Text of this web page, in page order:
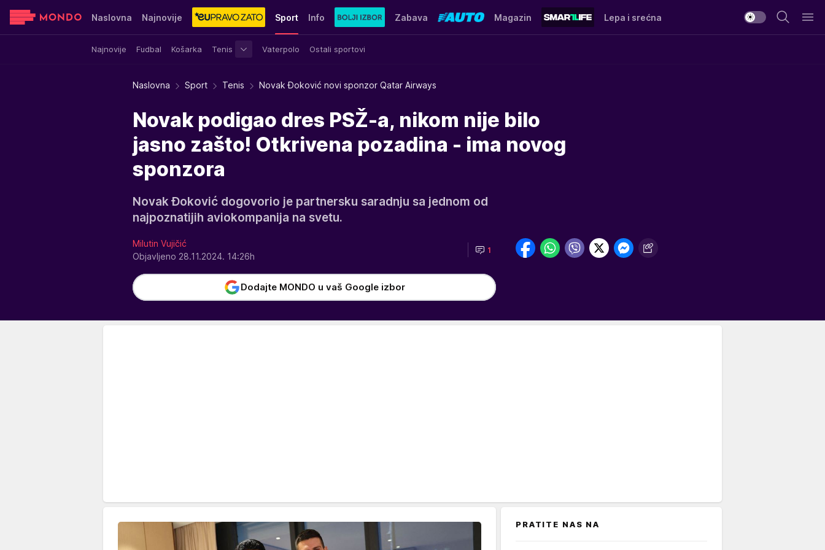
Naslovna Najnovije Sport
Najnovije Fudbal Košarka Tenis Vaterpolo Ostali sportovi
Info Zabava Magazin Lepa i srećna
Sensa Stvar ukusa Yumama
Naslovna Sport Tenis Novak Đoković novi sponzor Qatar Airways
Novak podigao dres PSŽ-a, nikom nije bilo
jasno zašto! Otkrivena pozadina - ima novog
sponzora
Novak Đoković dogovorio je partnersku saradnju sa jednom od
najpoznatijih aviokompanija na svetu.
Milutin Vujičić
Objavljeno 28.11.2024. 14:26h
1
Dodajte MONDO u vaš Google izbor
PRATITE NAS NA